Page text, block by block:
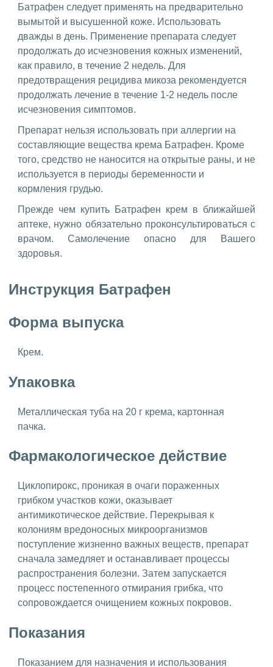
Батрафен следует применять на предварительно
вымытой и высушенной коже. Использовать
дважды в день. Применение препарата следует
продолжать до исчезновения кожных изменений,
как правило, в течение 2 недель. Для
предотвращения рецидива микоза рекомендуется
продолжать лечение в течение 1-2 недель после
исчезновения симптомов.
Препарат нельзя использовать при аллергии на
составляющие вещества крема Батрафен. Кроме
того, средство не наносится на открытые раны, и не
используется в периоды беременности и
кормления грудью.
Прежде чем купить Батрафен крем в ближайшей
аптеке, нужно обязательно проконсультироваться с
врачом. Самолечение опасно для Вашего
здоровья.
Инструкция Батрафен
Форма выпуска
Крем.
Упаковка
Металлическая туба на 20 г крема, картонная
пачка.
Фармакологическое действие
Циклопирокс, проникая в очаги пораженных
грибком участков кожи, оказывает
антимикотическое действие. Перекрывая к
колониям вредоносных микроорганизмов
поступление жизненно важных веществ, препарат
сначала замедляет и останавливает процессы
распространения болезни. Затем запускается
процесс постепенного отмирания грибка, что
сопровождается очищением кожных покровов.
Показания
Показанием для назначения и использования